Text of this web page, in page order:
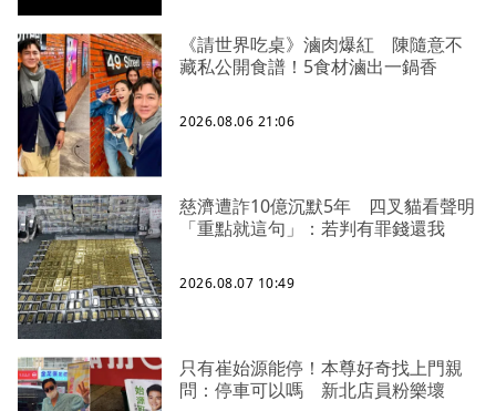
《請世界吃桌》滷肉爆紅 陳隨意不
藏私公開食譜！5食材滷出一鍋香
2026.08.06 21:06
慈濟遭詐10億沉默5年 四叉貓看聲明
「重點就這句」：若判有罪錢還我
2026.08.07 10:49
只有崔始源能停！本尊好奇找上門親
問：停車可以嗎 新北店員粉樂壞